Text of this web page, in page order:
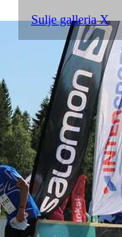
Sulje galleria X